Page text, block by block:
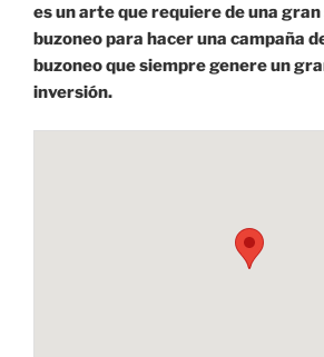
es un arte que requiere de una
buzoneo para hacer una campaña
buzoneo que siempre genere un
inversión.